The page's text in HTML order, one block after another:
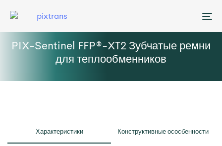
PIX-Sentinel FFP®-XT2 Зубчатые ремни
для теплообменников
Характеристики Конструктивные ососбенности